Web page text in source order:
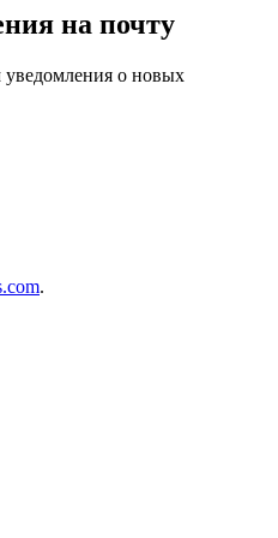
на почту
о новых
.